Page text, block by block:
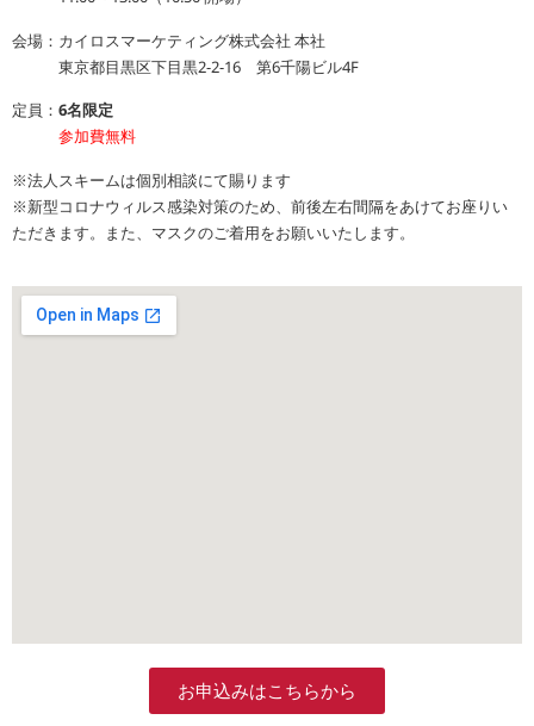
会場：カイロスマーケティング株式会社 本社
東京都目黒区下目黒2-2-16 第6千陽ビル4F
定員： 6名限定
参加費無料
※法人スキームは個別相談にて賜ります
※新型コロナウィルス感染対策のため、前後左右間隔をあけてお座りい
ただきます。また、マスクのご着用をお願いいたします。
お申込みはこちらから